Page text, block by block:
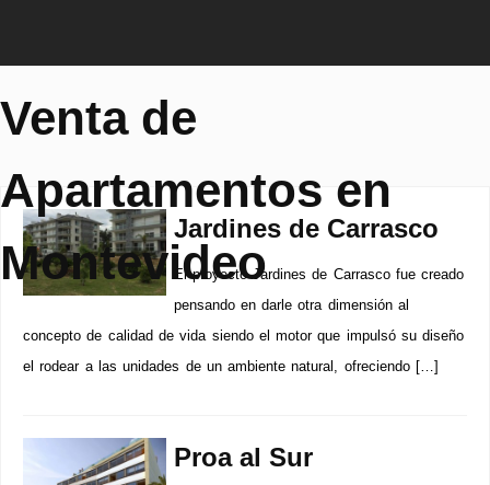
Venta de
Apartamentos en
Montevideo
Jardines de Carrasco
El proyecto Jardines de Carrasco fue creado
pensando en darle otra dimensión al
concepto de calidad de vida siendo el motor que impulsó su diseño
el rodear a las unidades de un ambiente natural, ofreciendo […]
Proa al Sur